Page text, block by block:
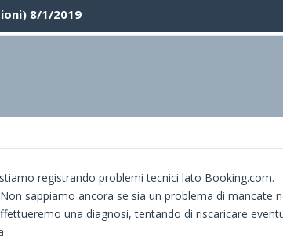
8/1/2019
registrando problemi tecnici lato Booking.com.
sappiamo ancora se sia un problema di
una diagnosi, tentando di riscaricare